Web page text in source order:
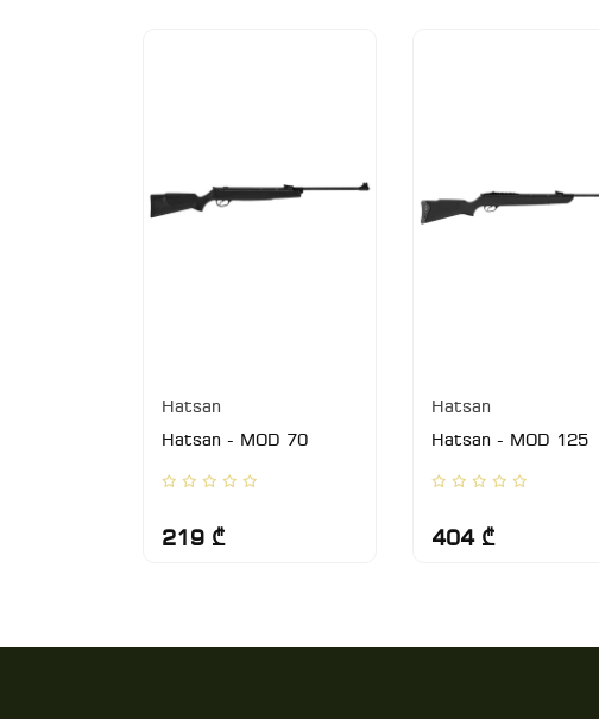
Hatsan
Hatsan - MOD 70
219 ₾
Hatsan
Hatsan - MOD 125
404 ₾